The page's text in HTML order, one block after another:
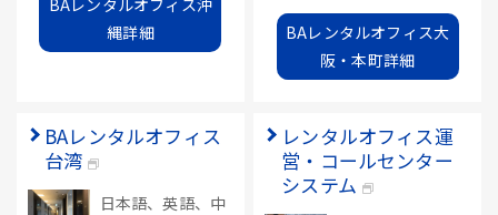
BAレンタルオフィス沖
縄詳細
BAレンタルオフィス大
阪・本町詳細
BAレンタルオフィス
台湾
日本語、英語、中
レンタルオフィス運
営・コールセンター
システム